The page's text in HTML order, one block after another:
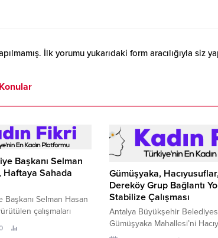
İlk yorumu yukarıdaki form aracılığıyla siz
Başkanı Selman
Haftaya Sahada
Başkanı Selman Hasan
çalışmaları
başladı.
Gümüşyaka,
Dereköy Grup Bağlantı
Stabilize Çalışması
Antalya Büyükşehir Belediyesi
Gümüşyaka Mahallesi’ni
Mahallesi’ne Bağlayan yayla